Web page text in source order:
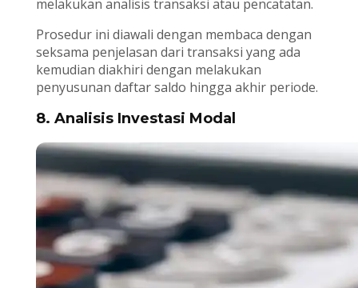
melakukan analisis transaksi atau pencatatan.
Prosedur ini diawali dengan membaca dengan
seksama penjelasan dari transaksi yang ada
kemudian diakhiri dengan melakukan
penyusunan daftar saldo hingga akhir periode.
8. Analisis Investasi Modal